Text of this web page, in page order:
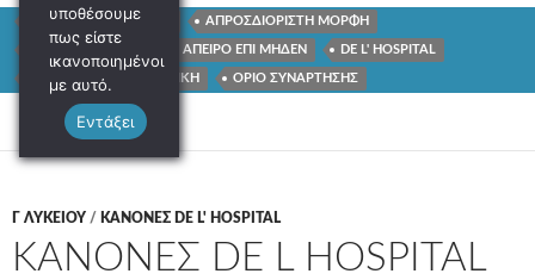
ΜΗΔΕΝ ΠΡΟΣ ΜΗΔΕΝ ΑΠΡΟΣΔΙΟΡΙΣΤΗ ΜΟΡΦΗ
ΟΡΙΟ ΣΤΟ ΑΠΕΙΡΟ ΑΠΕΙΡΟ ΕΠΙ ΜΗΔΕΝ DE L' HOSPITAL
ΑΠΕΙΡΟ ΕΙΣ ΤΗ ΜΗΔΕΝΙΚΗ ΟΡΙΟ ΣΥΝΑΡΤΗΣΗΣ
Γ ΛΥΚΕΊΟΥ / ΚΑΝΟΝΕΣ DE L' HOSPITAL
ΚΑΝΟΝΕΣ DE L HOSPITAL
υποθέσουμε
πως είστε
ικανοποιημένοι
με αυτό.
Εντάξει